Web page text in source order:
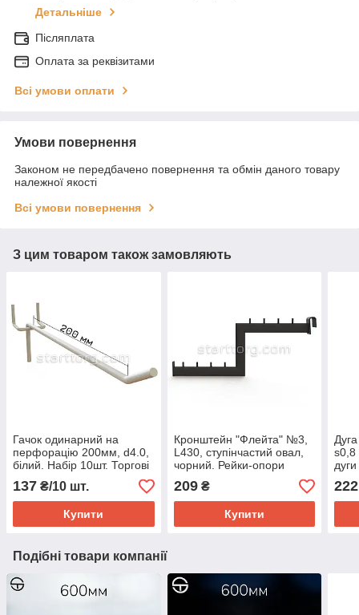
Детальніше
Післяплата
Оплата за реквізитами
Всі умови оплати
Умови повернення
Законом не передбачено повернення та обмін даного товару
належної якості
Всі умови повернення
З цим товаром також замовляють
Гачок одинарний на
перфорацію 200мм, d4.0,
білий. Набір 10шт. Торгові
гачки для перфорованих
стендів до магазину
137 ₴/10 шт.
Купити
Кронштейн "Флейта" №3,
L430, ступінчастий овал,
чорний. Рейки-опори
комплектуючі до торгового
обладнання
209₴
Купити
s0,8
дуги
222
Подібні товари компанії